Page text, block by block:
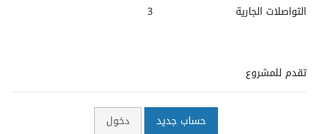
التواصلات الجارية
3
تقدم للمشروع
حساب جديد دخول